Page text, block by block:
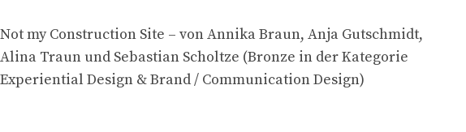
Not my Construction Site – von Annika Braun, Anja Gutschmidt,
Alina Traun und Sebastian Scholtze (Bronze in der Kategorie
Experiential Design & Brand / Communication Design)